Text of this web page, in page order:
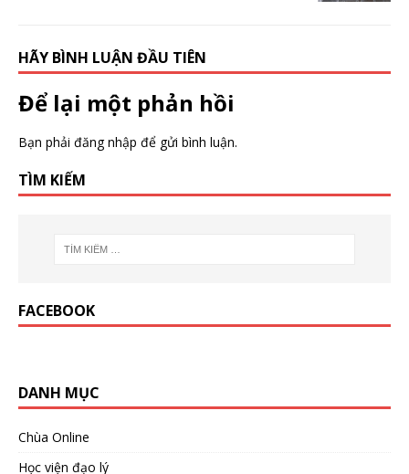
HÃY BÌNH LUẬN ĐẦU TIÊN
Để lại một phản hồi
Bạn phải đăng nhập để gửi bình luận.
TÌM KIẾM
FACEBOOK
DANH MỤC
Chùa Online
Học viện đạo lý